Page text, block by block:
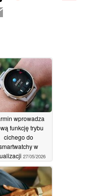
wprowadza
funkcję trybu
cichego do
w
27/05/2026